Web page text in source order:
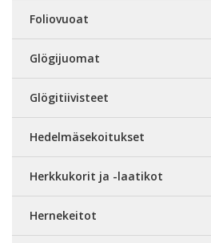
Foliovuoat
Glögijuomat
Glögitiivisteet
Hedelmäsekoitukset
Herkkukorit ja -laatikot
Hernekeitot